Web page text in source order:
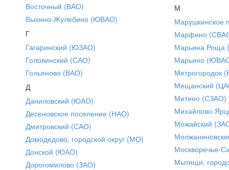
Восточный (ВАО)
Выхино-Жулебино (ЮВАО)
Г
Гагаринский (ЮЗАО)
Головинский (САО)
Гольяново (ВАО)
Д
Даниловский (ЮАО)
Десеновское поселение (НАО)
Дмитровский (САО)
Домодедово, городской округ (МО)
Донской (ЮАО)
Дорогомилово (ЗАО)
М
Марушкинское
Марфино
Марьина Роща
Марьино
Метрогородок
Мещанский
Митино (СЗАО)
Михайлово-
Можайский
Москворечье-
Мытищи,